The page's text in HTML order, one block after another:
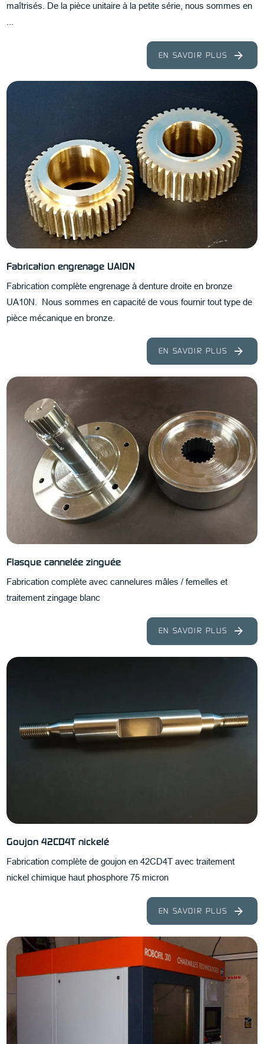
maîtrisés. De la pièce unitaire à la petite série, nous sommes en
EN SAVOIR PLUS
Fabrication engrenage UA10N
Fabrication complète engrenage à denture droite en bronze
UA10N. Nous sommes en capacité de vous fournir tout type de
pièce mécanique en bronze.
EN SAVOIR PLUS
Flasque cannelée zinguée
Fabrication complète avec cannelures mâles / femelles et
traitement zingage blanc
EN SAVOIR PLUS
Goujon 42CD4T nickelé
Fabrication complète de goujon en 42CD4T avec traitement
nickel chimique haut phosphore 75 micron
EN SAVOIR PLUS